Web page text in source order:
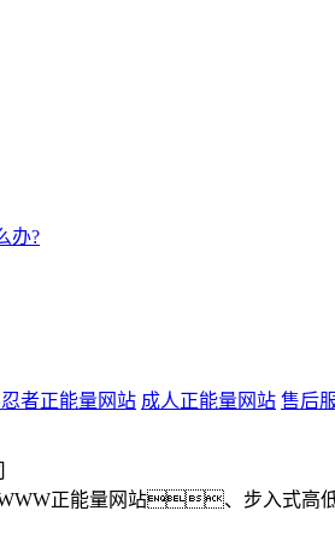
办?
者正能量网站 成人正能量网站 售后
正能量网站、步入式